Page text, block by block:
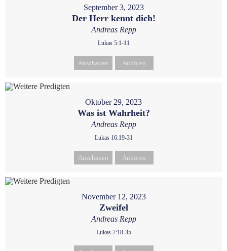
September 3, 2023
Der Herr kennt dich!
Andreas Repp
Lukas 5:1-11
Anschauen Anhören
Oktober 29, 2023
Was ist Wahrheit?
Andreas Repp
Lukas 16:19-31
Anschauen Anhören
November 12, 2023
Zweifel
Andreas Repp
Lukas 7:18-35